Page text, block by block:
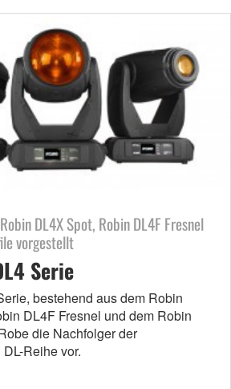
DL4X Spot, Robin DL4F Fresnel
vorgestellt
Serie
bestehend aus dem Robin
DL4F Fresnel und dem Robin
die Nachfolger der
Reihe vor.